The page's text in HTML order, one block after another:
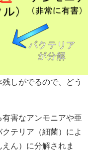
しがでるので、どう
害なアンモニアや亜
テリア（細菌）によ
ん）に分解されま